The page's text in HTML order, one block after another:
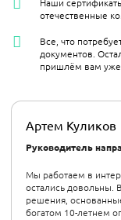
Артем Куликов
Руководитель
Мы работаем в
остались довольны.
решения,
богатом 10-летнем
Наши
отечественные
Все, что
документов.
пришлём вам уже